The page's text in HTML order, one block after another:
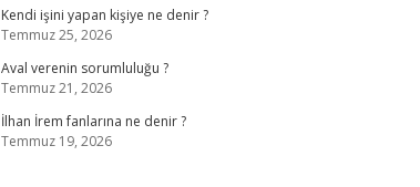
Kendi işini yapan kişiye ne denir ?
Temmuz 25, 2026
Aval verenin sorumluluğu ?
Temmuz 21, 2026
İlhan İrem fanlarına ne denir ?
Temmuz 19, 2026